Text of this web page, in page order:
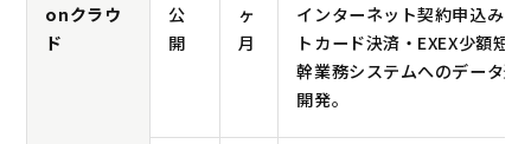
onクラウ
ド
公
開
ヶ
月
インターネット契約申込み・
トカード決済・EXEX少額短
幹業務システムへのデータ連
開発。